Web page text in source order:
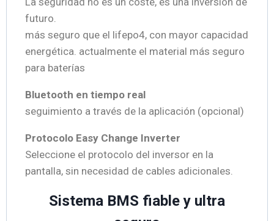
futuro.
más seguro que el lifepo4, con mayor capacidad
energética. actualmente el material más seguro
para baterías
Bluetooth en tiempo real
seguimiento a través de la aplicación (opcional)
Protocolo Easy Change Inverter
Seleccione el protocolo del inversor en la
pantalla, sin necesidad de cables adicionales.
Sistema BMS fiable y ultra